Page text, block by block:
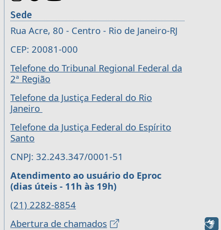
Sede
Rua Acre, 80 - Centro - Rio de Janeiro-RJ
CEP: 20081-000
Telefone do Tribunal Regional Federal da
2ª Região
Telefone da Justiça Federal do Rio
Janeiro
Telefone da Justiça Federal do Espírito
Santo
CNPJ: 32.243.347/0001-51
Atendimento ao usuário do Eproc
(dias úteis - 11h às 19h)
(21) 2282-8854
Abertura de chamados